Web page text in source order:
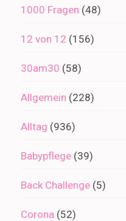
1000 Fragen (48)
12 von 12 (156)
30am30 (58)
Allgemein (228)
Alltag (936)
Babypflege (39)
Back Challenge (5)
Corona (52)